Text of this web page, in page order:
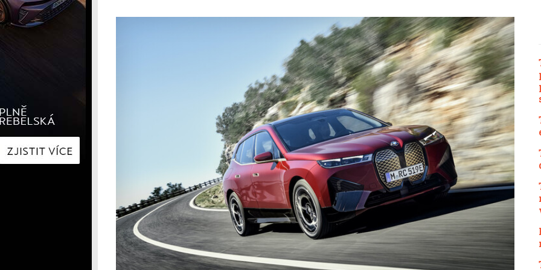
Kia
Kia
Mercedes-Benz
Toyota
Volkswagen
Volvo
Ostatní
Ostatní
Carsharing
Systémy a
Veřejná doprava
Nabíjení a
stanice
Redakční články
Ostatní